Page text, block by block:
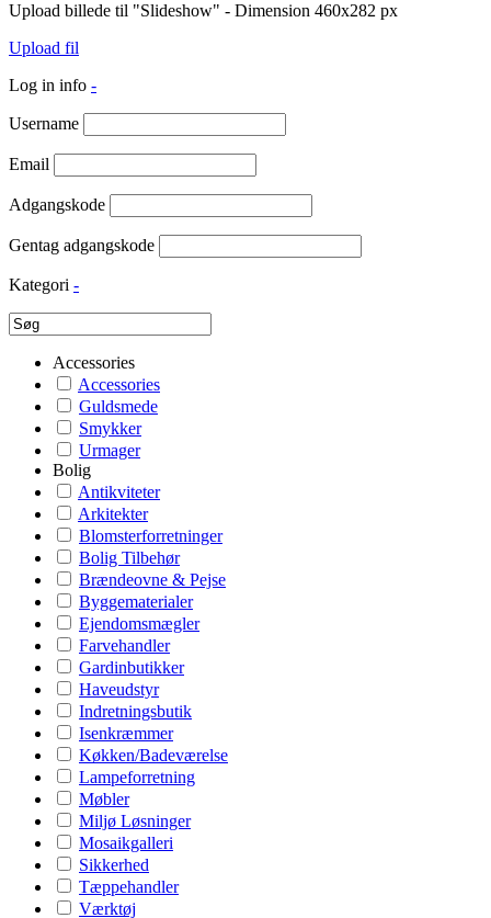
Upload billede til "Slideshow" - Dimension 460x282 px
Upload fil
Log in info -
Username
Email
Adgangskode
Gentag adgangskode
Kategori -
Accessories
Accessories
Guldsmede
Smykker
Urmager
Bolig
Antikviteter
Arkitekter
Blomsterforretninger
Bolig Tilbehør
Brændeovne & Pejse
Byggematerialer
Ejendomsmægler
Farvehandler
Gardinbutikker
Haveudstyr
Indretningsbutik
Isenkræmmer
Køkken/Badeværelse
Lampeforretning
Møbler
Miljø Løsninger
Mosaikgalleri
Sikkerhed
Tæppehandler
Værktøj